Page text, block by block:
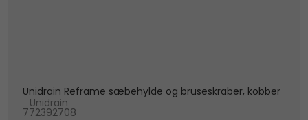
Unidrain Reframe sæbehylde og bruseskraber, kobber
Unidrain
772392708